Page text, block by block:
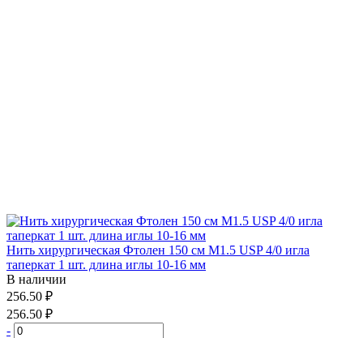
Нить хирургическая Фтолен 150 см М1.5 USP 4/0 игла
таперкат 1 шт. длина иглы 10-16 мм
В наличии
256.50 ₽
256.50 ₽
-